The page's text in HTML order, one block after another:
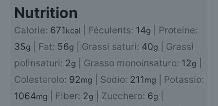
Nutrition
Calorie: 671kcal Féculents: 14g
Proteine:
35g Fat: 56g Grassi saturi: 40g
Grassi
polinsaturi: 2g Grasso monoinsaturo: 12g
Colesterolo: 92mg Sodio: 211mg
Potassio:
1064mg Fiber: 2g Zucchero: 6g